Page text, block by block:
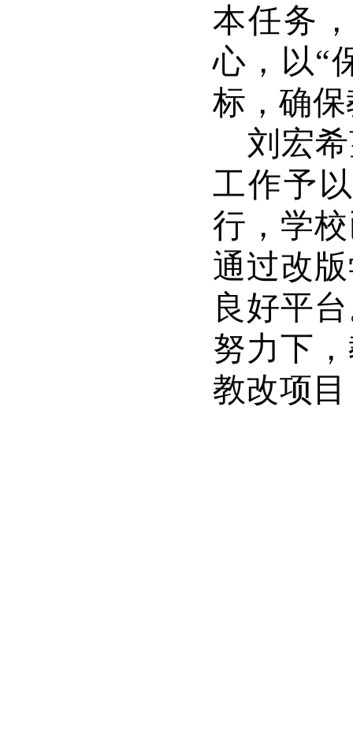
本任务
心，以“
标 ，确
刘宏
工作予
行，学
通过改
良好平
努力下
教改项